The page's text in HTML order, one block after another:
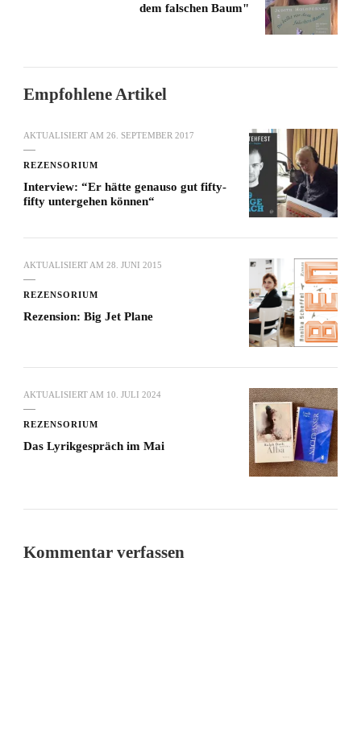
dem falschen Baum"
Empfohlene Artikel
AKTUALISIERT AM 26. SEPTEMBER 2017
REZENSORIUM
Interview: “Er hätte genauso gut fifty-
fifty untergehen können“
AKTUALISIERT AM 28. JUNI 2015
REZENSORIUM
Rezension: Big Jet Plane
AKTUALISIERT AM 10. JULI 2024
REZENSORIUM
Das Lyrikgespräch im Mai
Kommentar verfassen